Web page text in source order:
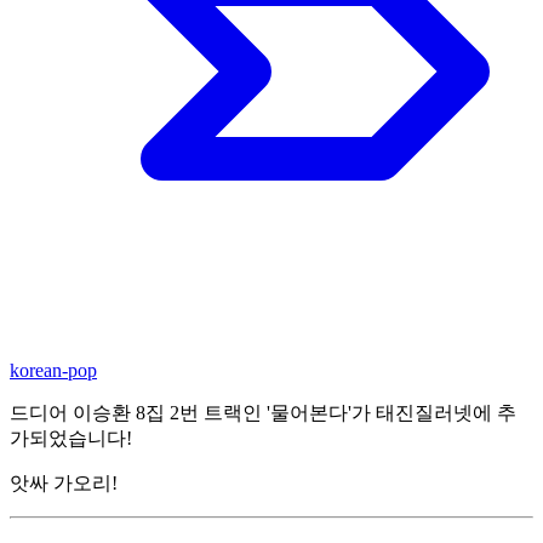
korean-pop
드디어 이승환 8집 2번 트랙인 '물어본다'가 태진질러넷에 추
가되었습니다!
앗싸 가오리!